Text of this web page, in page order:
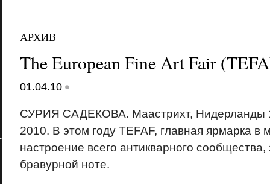
АРХИВ
The European Fine Art Fair
01.04.10 •
СУРИЯ САДЕКОВА. Маастрихт, Нидерланды
2010. В этом году TEFAF, главная ярмарка
настроение всего антикварного сообщества,
бравурной ноте.